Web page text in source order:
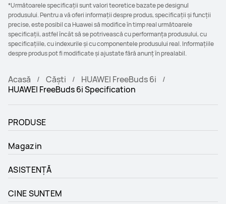
*Următoarele specificații sunt valori teoretice bazate pe designul
produsului. Pentru a vă oferi informații despre produs, specificații și funcții
precise, este posibil ca Huawei să modifice în timp real următoarele
specificații, astfel încât să se potrivească cu performanța produsului, cu
specificațiile, cu indexurile și cu componentele produsului real. Informațiile
despre produs pot fi modificate și ajustate fără anunț în prealabil.
Acasă Căști
HUAWEI FreeBuds 6i
HUAWEI FreeBuds 6i Specification
PRODUSE
Magazin
ASISTENȚĂ
CINE SUNTEM